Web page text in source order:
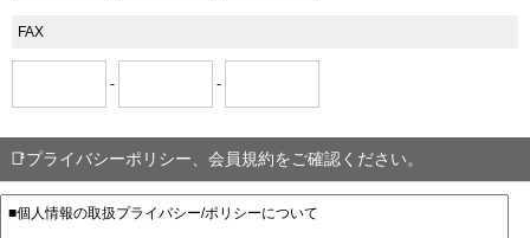
FAX
- -
📑プライバシーポリシー、会員規約をご確認ください。